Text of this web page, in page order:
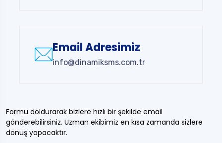
Email Adresimiz
info@dinamiksms.com.tr
Formu doldurarak bizlere hızlı bir şekilde email
gönderebilirsiniz. Uzman ekibimiz en kısa zamanda sizlere
dönüş yapacaktır.